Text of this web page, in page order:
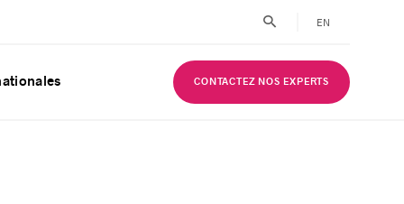
EN
CONTACTEZ NOS EXPERTS